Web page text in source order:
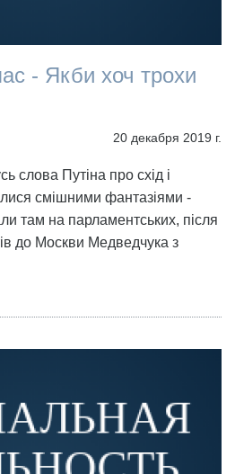
- Якби хоч трохи
20 декабря 2019 г.
слова Путіна про схід і
смішними фантазіями -
там на парламентських, після
до Москви Медведчука з